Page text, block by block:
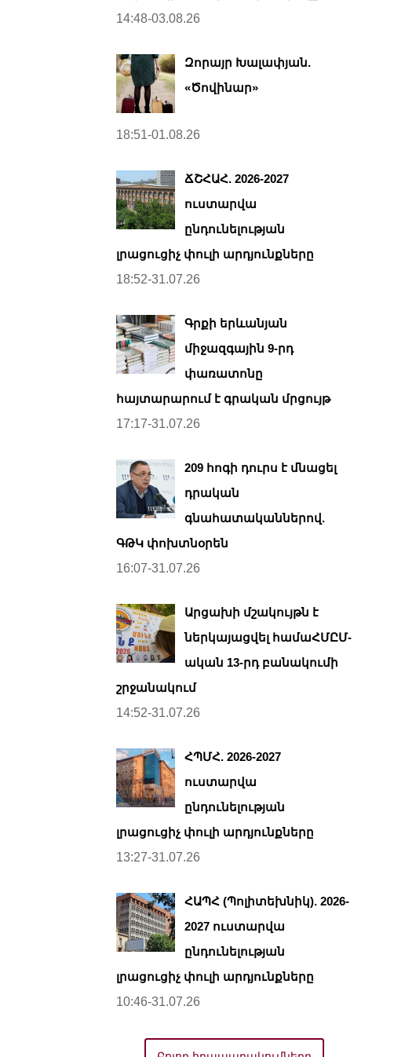
14:48-03.08.26
Զորայր Խալափյան.
«Ծովինար»
18:51-01.08.26
ՃՇՀԱՀ. 2026-2027
ուստարվա
ընդունելության
լրացուցիչ փուլի արդյունքները
18:52-31.07.26
Գրքի երևանյան
միջազգային 9-րդ
փառատոնը
հայտարարում է գրական մրցույթ
17:17-31.07.26
209 հոգի դուրս է մնացել
դրական
գնահատականներով.
ԳԹԿ փոխտնօրեն
16:07-31.07.26
Արցախի մշակույթն է
ներկայացվել համաՀՄԸՄ-
ական 13-րդ բանակումի
շրջանակում
14:52-31.07.26
ՀՊՄՀ. 2026-2027
ուստարվա
ընդունելության
լրացուցիչ փուլի արդյունքները
13:27-31.07.26
ՀԱՊՀ (Պոլիտեխնիկ). 2026-
2027 ուստարվա
ընդունելության
լրացուցիչ փուլի արդյունքները
10:46-31.07.26